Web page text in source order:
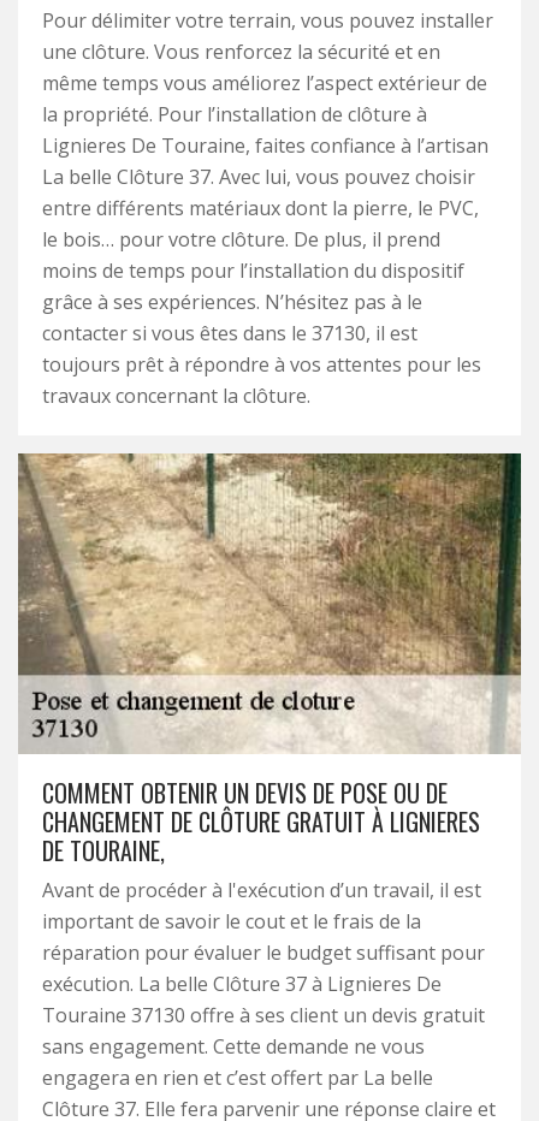
Pour délimiter votre terrain, vous pouvez installer
une clôture. Vous renforcez la sécurité et en
même temps vous améliorez l’aspect extérieur de
la propriété. Pour l’installation de clôture à
Lignieres De Touraine, faites confiance à l’artisan
La belle Clôture 37. Avec lui, vous pouvez choisir
entre différents matériaux dont la pierre, le PVC,
le bois… pour votre clôture. De plus, il prend
moins de temps pour l’installation du dispositif
grâce à ses expériences. N’hésitez pas à le
contacter si vous êtes dans le 37130, il est
toujours prêt à répondre à vos attentes pour les
travaux concernant la clôture.
COMMENT OBTENIR UN DEVIS DE POSE OU DE
CHANGEMENT DE CLÔTURE GRATUIT À LIGNIERES
DE TOURAINE,
Avant de procéder à l'exécution d’un travail, il est
important de savoir le cout et le frais de la
réparation pour évaluer le budget suffisant pour
exécution. La belle Clôture 37 à Lignieres De
Touraine 37130 offre à ses client un devis gratuit
sans engagement. Cette demande ne vous
engagera en rien et c’est offert par La belle
Clôture 37. Elle fera parvenir une réponse claire et